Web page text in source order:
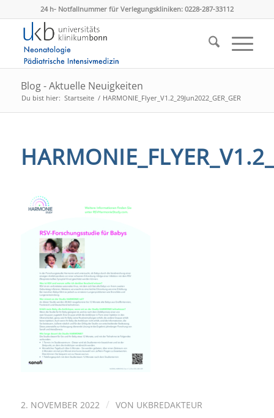
24 h- Notfallnummer für Verlegungskliniken: 0228-287-33112
Blog - Aktuelle Neuigkeiten
Du bist hier: Startseite / HARMONIE_Flyer_V1.2_29Jun2022_GER_GER
2. NOVEMBER 2022 / VON UKBREDAKTEUR